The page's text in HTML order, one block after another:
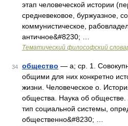
этап человеческой истории
средневековое, буржуазное,
коммунистическое,
античное&#8230; …
Тематический философский
34 общество — а; ср. 1.
общими для них конкретно
жизни. Человеческое о.
общества. Наука об обществе.
тип социальной системы,
общественно&#8230; …